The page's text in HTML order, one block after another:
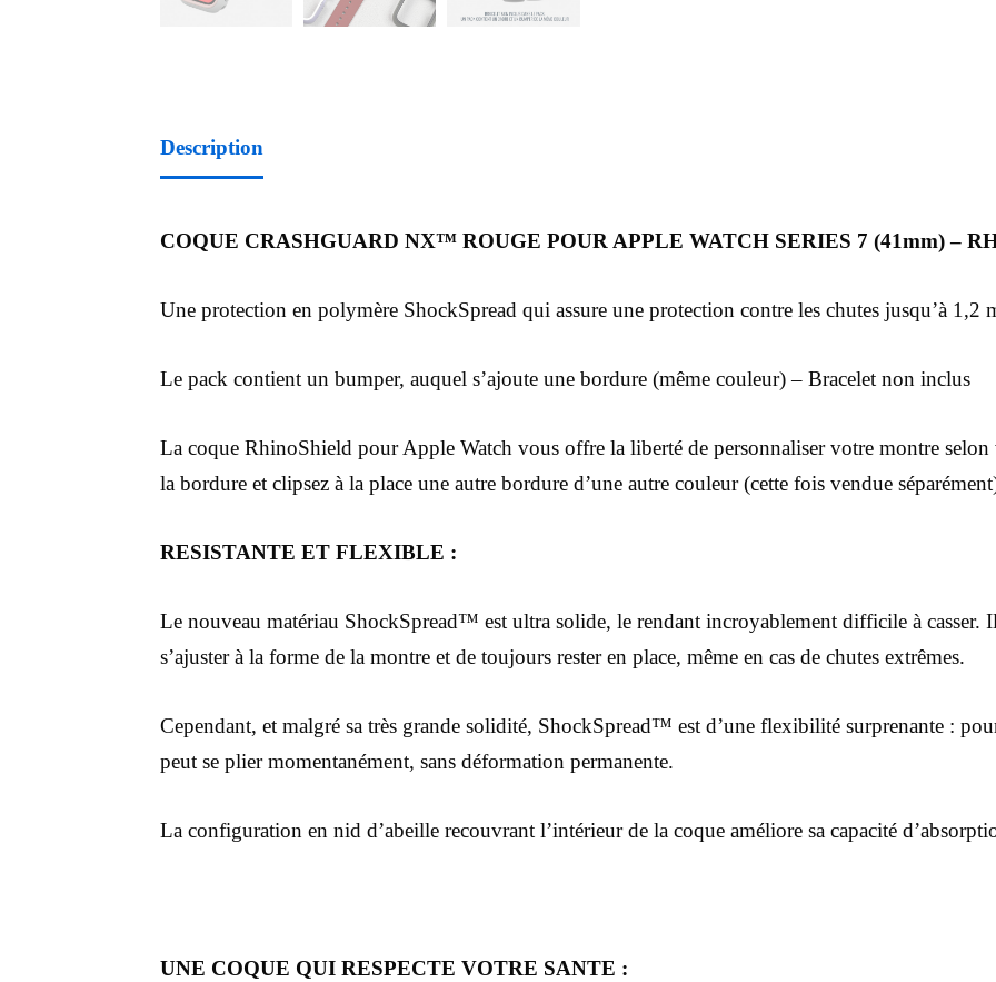
Description
COQUE CRASHGUARD NX™ ROUGE POUR APPLE WATCH SERIES 7 (41mm) –
Une protection en polymère ShockSpread qui assure une protection contre les chutes jusqu’à 1,2
Le pack contient un bumper, auquel s’ajoute une bordure (même couleur) – Bracelet non inclus
La coque RhinoShield pour Apple Watch vous offre la liberté de personnaliser votre montre selon
la bordure et clipsez à la place une autre bordure d’une autre couleur (cette fois vendue
RESISTANTE ET FLEXIBLE :
Le nouveau matériau ShockSpread™ est ultra solide, le rendant incroyablement difficile à casser.
s’ajuster à la forme de la montre et de toujours rester en place, même en cas de chutes extrêmes.
Cependant, et malgré sa très grande solidité, ShockSpread™ est d’une flexibilité surprenante :
peut se plier momentanément, sans déformation permanente.
La configuration en nid d’abeille recouvrant l’intérieur de la coque améliore sa capacité
UNE COQUE QUI RESPECTE VOTRE SANTE :